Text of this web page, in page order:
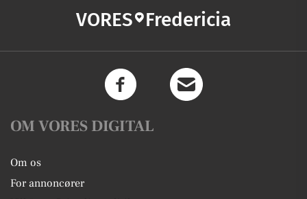
VORES Fredericia
OM VORES DIGITAL
Om os
For annoncører